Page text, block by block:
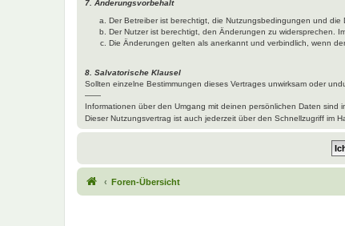
7. Änderungsvorbehalt
Der Betreiber ist berechtigt, die Nutzungsbedingungen und
Der Nutzer ist berechtigt, den Änderungen zu widersprechen.
Die Änderungen gelten als anerkannt und verbindlich, wenn
8. Salvatorische Klausel
Sollten einzelne Bestimmungen dieses Vertrages unwirksam oder
——
Informationen über den Umgang mit deinen persönlichen Daten sind
Dieser Nutzungsvertrag ist auch jederzeit über den Schnellzugriff im
Foren-Übersicht